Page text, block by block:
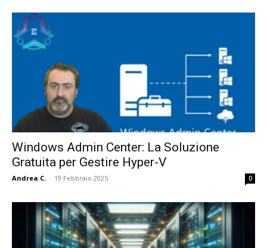
Windows Admin Center: La Soluzione
Gratuita per Gestire Hyper-V
Andrea C. - 19 Febbraio 2025 0